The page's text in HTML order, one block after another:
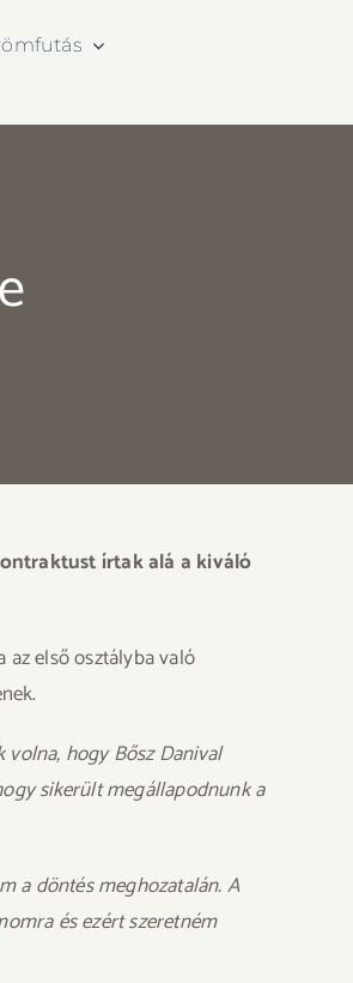
írtak alá a kiváló
első osztályba való
hogy Bősz Danival
sikerült megállapodnunk a
a döntés meghozatalán. A
és ezért szeretném